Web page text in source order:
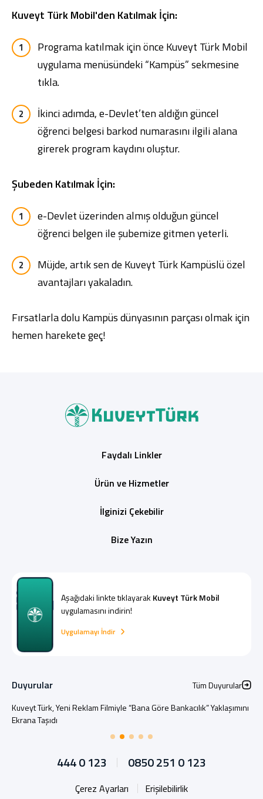
Kuveyt Türk Mobil'den Katılmak İçin:
Programa katılmak için önce Kuveyt Türk Mobil
uygulama menüsündeki “Kampüs” sekmesine
tıkla.
İkinci adımda, e-Devlet’ten aldığın güncel
öğrenci belgesi barkod numarasını ilgili alana
girerek program kaydını oluştur.
Şubeden Katılmak İçin:
e-Devlet üzerinden almış olduğun güncel
öğrenci belgen ile şubemize gitmen yeterli.
Müjde, artık sen de Kuveyt Türk Kampüslü özel
avantajları yakaladın.
Fırsatlarla dolu Kampüs dünyasının parçası olmak için
hemen harekete geç!
Faydalı Linkler
Ürün ve Hizmetler
İlginizi Çekebilir
Bize Yazın
Aşağıdaki linkte tıklayarak Kuveyt Türk Mobil
uygulamasını indirin!
Uygulamayı İndir
Duyurular
Tüm Duyurular
Kuveyt Türk, Yeni Reklam Filmiyle “Bana Göre Bankacılık” Yaklaşımını
Ekrana Taşıdı
444 0 123 0850 251 0 123
Çerez Ayarları Erişilebilirlik